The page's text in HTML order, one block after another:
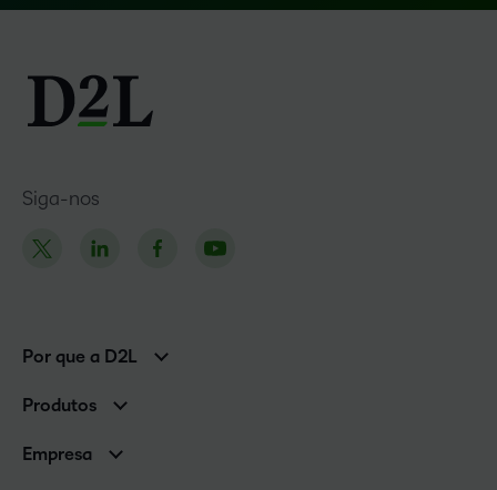
Siga-nos
Por que a D2L
Clientes de associações
Produtos
Serviços e suporte
Empresa